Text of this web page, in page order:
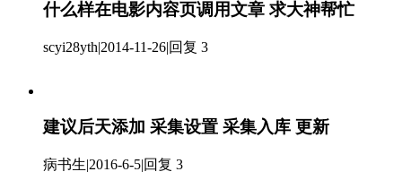
什么样在电影内容页调用文章 求大神帮忙
scyi28yth|2014-11-26|回复 3
建议后天添加 采集设置 采集入库 更新
病书生|2016-6-5|回复 3